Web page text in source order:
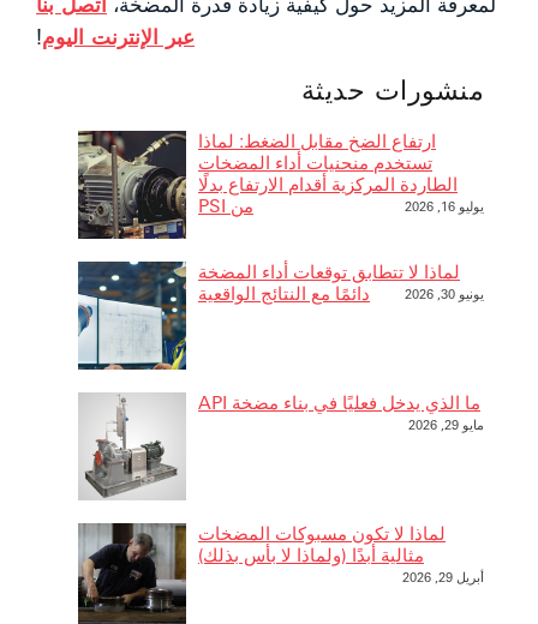
عبر الإنترنت اليوم!
منشورات حديثة
ارتفاع الضخ مقابل الضغط: لماذا
تستخدم منحنيات أداء المضخات
الطاردة المركزية أقدام الارتفاع بدلًا
من PSI
يوليو 16, 2026
لماذا لا تتطابق توقعات أداء المضخة
دائمًا مع النتائج الواقعية
يونيو 30, 2026
ما الذي يدخل فعليًا في بناء مضخة API
مايو 29, 2026
لماذا لا تكون مسبوكات المضخات
مثالية أبدًا (ولماذا لا بأس بذلك)
أبريل 29, 2026